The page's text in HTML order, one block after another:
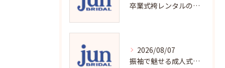
卒業式袴レンタルの賢い選び方と魅力解説
2026/08/07
振袖で魅せる成人式写真の魅力と撮影ポイント